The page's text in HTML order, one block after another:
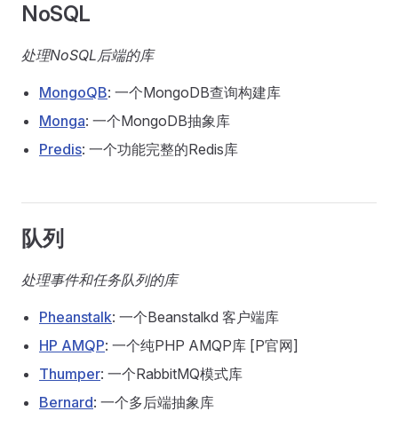
NoSQL
处理NoSQL后端的库
MongoQB: 一个MongoDB查询构建库
Monga: 一个MongoDB抽象库
Predis: 一个功能完整的Redis库
队列
处理事件和任务队列的库
Pheanstalk: 一个Beanstalkd 客户端库
HP AMQP: 一个纯PHP AMQP库 [P官网]
Thumper: 一个RabbitMQ模式库
Bernard: 一个多后端抽象库